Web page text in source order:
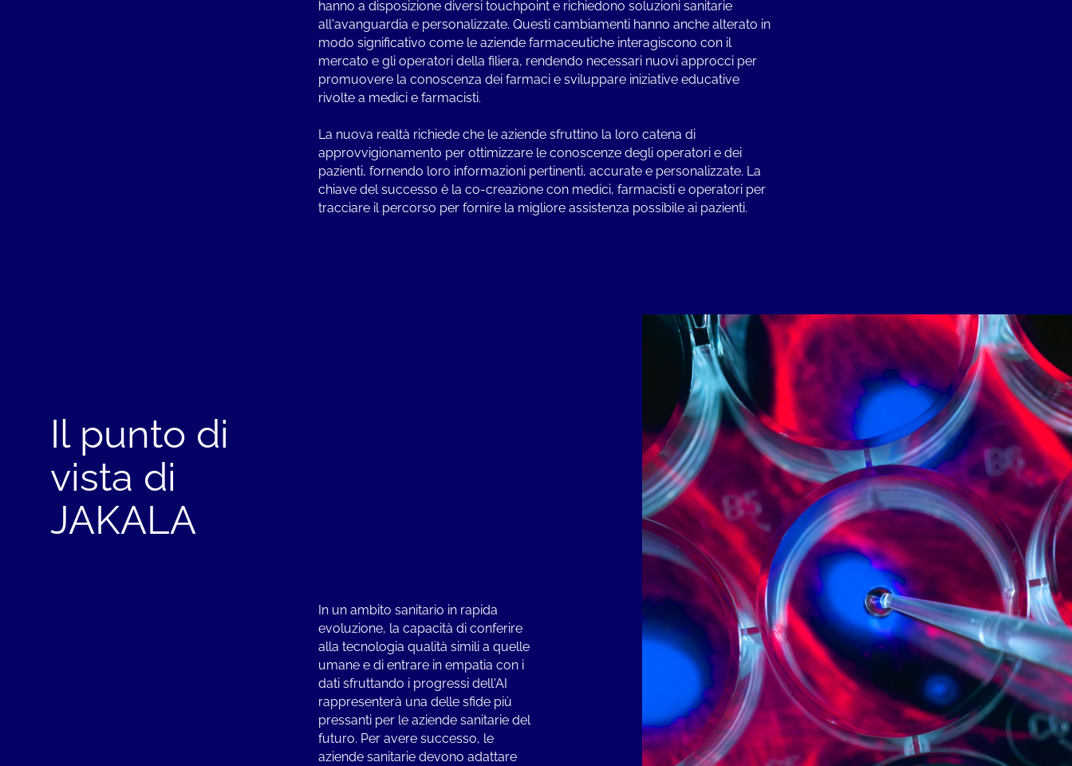
hanno a disposizione diversi touchpoint e richiedono soluzioni sanitarie
all'avanguardia e personalizzate. Questi cambiamenti hanno anche alterato in
modo significativo come le aziende farmaceutiche interagiscono con il
mercato e gli operatori della filiera, rendendo necessari nuovi approcci per
promuovere la conoscenza dei farmaci e sviluppare iniziative educative
rivolte a medici e farmacisti.
La nuova realtà richiede che le aziende sfruttino la loro catena di
approvvigionamento per ottimizzare le conoscenze degli operatori e dei
pazienti, fornendo loro informazioni pertinenti, accurate e personalizzate. La
chiave del successo è la co-creazione con medici, farmacisti e operatori per
tracciare il percorso per fornire la migliore assistenza possibile ai pazienti.
Il punto di
vista di
JAKALA
In un ambito sanitario in rapida
evoluzione, la capacità di conferire
alla tecnologia qualità simili a quelle
umane e di entrare in empatia con i
dati sfruttando i progressi dell'AI
rappresenterà una delle sfide più
pressanti per le aziende sanitarie del
futuro. Per avere successo, le
aziende sanitarie devono adattare